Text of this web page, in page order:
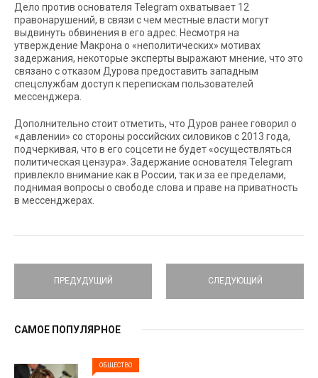
Дело против основателя Telegram охватывает 12
правонарушений, в связи с чем местные власти могут
выдвинуть обвинения в его адрес. Несмотря на
утверждение Макрона о «неполитических» мотивах
задержания, некоторые эксперты выражают мнение, что это
связано с отказом Дурова предоставить западным
спецслужбам доступ к перепискам пользователей
мессенджера.
Дополнительно стоит отметить, что Дуров ранее говорил о
«давлении» со стороны российских силовиков с 2013 года,
подчеркивая, что в его соцсети не будет «осуществляться
политическая цензура». Задержание основателя Telegram
привлекло внимание как в России, так и за ее пределами,
поднимая вопросы о свободе слова и праве на приватность
в мессенджерах.
ПРЕДУДУЩИЙ СЛЕДУЮЩИЙ
САМОЕ ПОПУЛЯРНОЕ
ОБЩЕСТВО